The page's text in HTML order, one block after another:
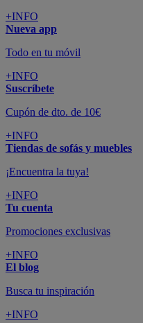
+INFO
Nueva app
Todo en tu móvil
+INFO
Suscríbete
Cupón de dto. de 10€
+INFO
Tiendas de sofás y muebles
¡Encuentra la tuya!
+INFO
Tu cuenta
Promociones exclusivas
+INFO
El blog
Busca tu inspiración
+INFO